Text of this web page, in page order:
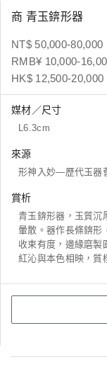
商 青玉錛形器
NT$ 50,000-80,000
RMB¥ 10,000-
HK$ 12,500-20,000
媒材／尺寸
L6.3cm
來源
形神入妙―歷代玉器
賞析
青玉錛形器，玉質沉
暈散。器作長條錛形
收束有度，邊緣磨製
紅沁與本色相映，質